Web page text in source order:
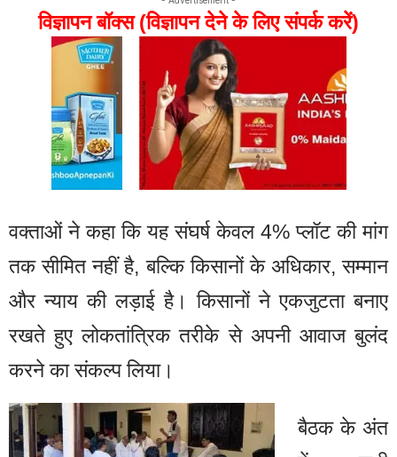
विज्ञापन बॉक्स (विज्ञापन देने के लिए संपर्क करें)
वक्ताओं ने कहा कि यह संघर्ष केवल 4% प्लॉट की मांग
तक सीमित नहीं है, बल्कि किसानों के अधिकार, सम्मान
और न्याय की लड़ाई है। किसानों ने एकजुटता बनाए
रखते हुए लोकतांत्रिक तरीके से अपनी आवाज बुलंद
करने का संकल्प लिया।
बैठक के अंत